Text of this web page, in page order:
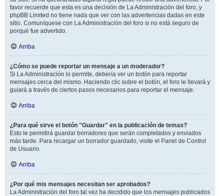
favor recuerde que esta es una decisión de La Administración del foro, y
phpBB Limited no tiene nada que ver con las advertencias dadas en este
sitio. Comuníquese con La Administración del foro si no está seguro de
porqué fue advertido.
Arriba
¿Cómo se puede reportar un mensaje a un moderador?
Si La Administración lo permite, debería ver un botón para reportar
mensajes cerca del mismo. Haciendo clic sobre el botón, el foro le llevará y
guiará a través de ciertos pasos necesarios para reportar el mensaje.
Arriba
¿Para qué sirve el botón "Guardar" en la publicación de temas?
Esto le permitirá guardar borradores que serán completados y enviados
más tarde. Para recargar un borrador guardado, visite el Panel de Control
de Usuario.
Arriba
¿Por qué mis mensajes necesitan ser aprobados?
La Administración del foro tal vez ha decidido que los mensajes publicados